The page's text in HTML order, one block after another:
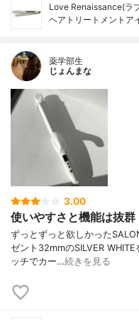
Love Renaissance(ラ
ヘアトリートメントア
薬学部生
じょんまな
3.00
使いやすさと機能は抜群
ずっとずっと欲しかった
ゼント32mmのSILVER
ッチでカー…続きを見る